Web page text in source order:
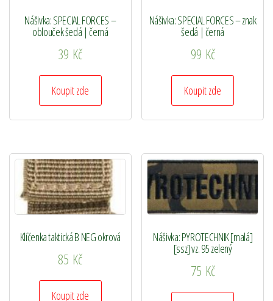
Nášivka: SPECIAL FORCES –
oblouček šedá | černá
39 Kč
Koupit zde
Nášivka: SPECIAL FORCES – znak
šedá | černá
99 Kč
Koupit zde
Klíčenka taktická B NEG okrová
85 Kč
Koupit zde
Nášivka: PYROTECHNIK [malá]
[ssz] vz. 95 zelený
75 Kč